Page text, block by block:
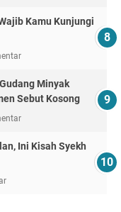
Kamu Kunjungi
Minyak
Sebut Kosong
Ini Kisah Syekh